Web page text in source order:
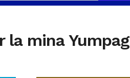
la mina Yumpag